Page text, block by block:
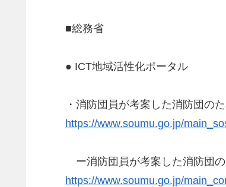
■総務省
● ICT地域活性化ポータル
・消防団員が考案した消防団の
https://www.soumu.go.jp/
ー消防団員が考案した消防団
https://www.soumu.go.jp/